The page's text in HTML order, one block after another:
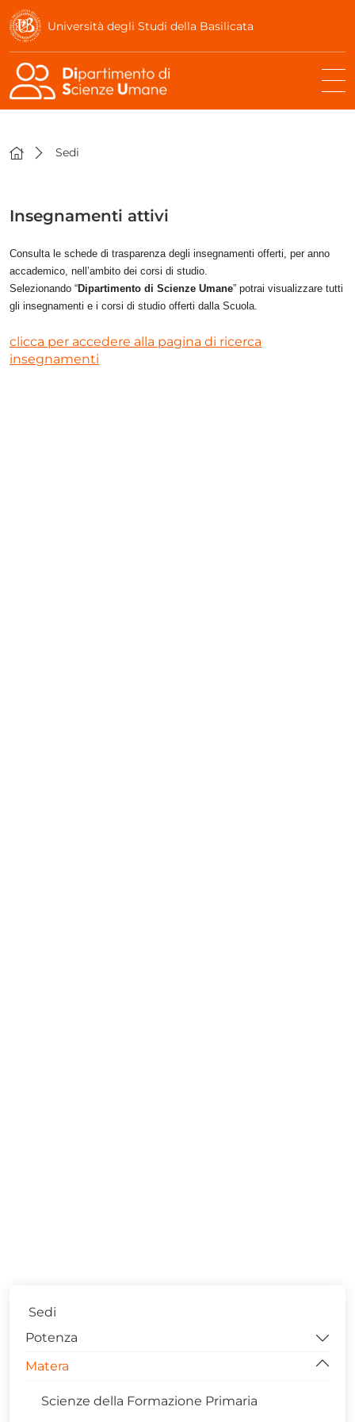
Università degli Studi della Basilicata
Sedi
Insegnamenti attivi
Consulta le schede di trasparenza degli insegnamenti offerti, per anno
accademico, nell’ambito dei corsi di studio.
Selezionando “Dipartimento di Scienze Umane” potrai visualizzare tutti
gli insegnamenti e i corsi di studio offerti dalla Scuola.
clicca per accedere alla pagina di ricerca
insegnamenti
Sedi
Potenza
Studi Umanistici
Scienze dell'educazione e della formazione
Matera
Scienze della Formazione Primaria